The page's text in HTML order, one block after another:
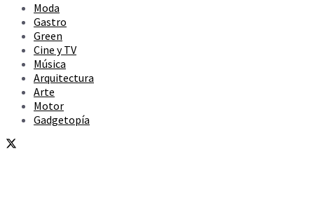
Moda
Gastro
Green
Cine y TV
Música
Arquitectura
Arte
Motor
Gadgetopía